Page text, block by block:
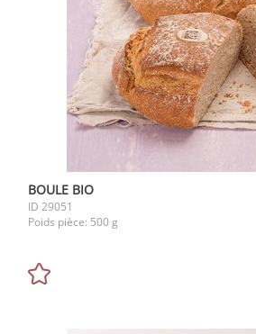
BOULE BIO
ID 29051
Poids pièce: 500 g